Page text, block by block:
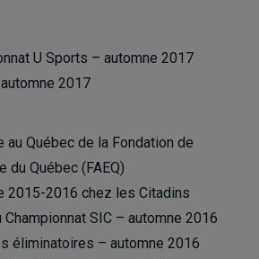
U Sports – automne 2017
2017
au Québec de la Fondation de
du Québec (FAEQ)
2015-2016 chez les Citadins
Championnat SIC – automne 2016
éliminatoires – automne 2016